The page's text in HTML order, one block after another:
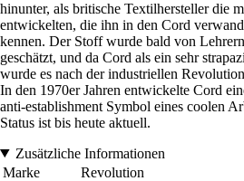
hinunter, als britische Textilhersteller die
entwickelten, die ihn in den Cord
kennen. Der Stoff wurde bald von
geschätzt, und da Cord als ein sehr
wurde es nach der industriellen
In den 1970er Jahren entwickelte Cord
anti-establishment Symbol eines coolen
Status ist bis heute aktuell.
Zusätzliche Informationen
Marke
Revolution